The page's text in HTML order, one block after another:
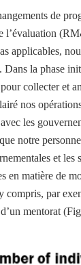
de
l’évaluation
applicables,
Dans la phase
collecter et
nos
les
notre
et les
en matière de
compris, par
mentorat